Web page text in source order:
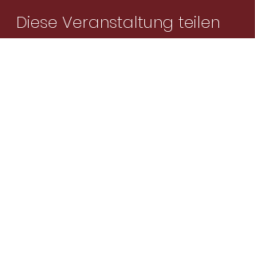
Diese Veranstaltung teilen